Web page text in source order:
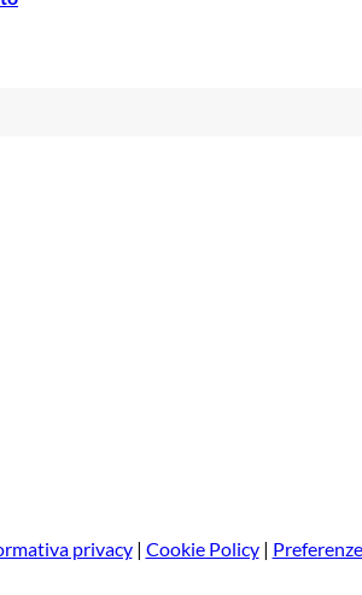
privacy| Cookie Policy|